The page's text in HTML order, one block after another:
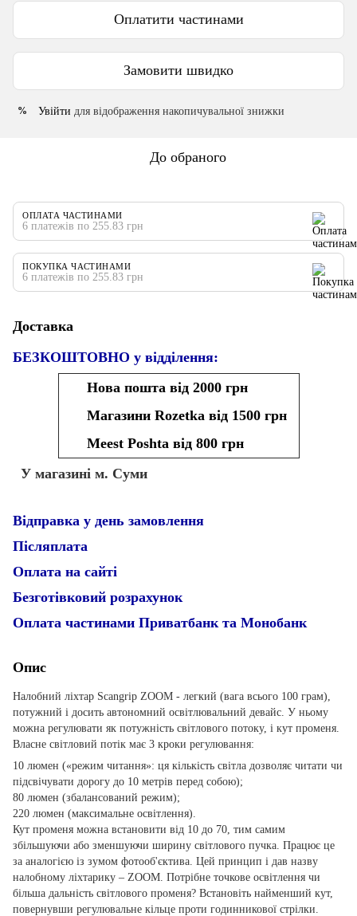
Оплатити частинами
Замовити швидко
% Увійти для відображення накопичувальної знижки
До обраного
ОПЛАТА ЧАСТИНАМИ
6 платежів по 255.83 грн
ПОКУПКА ЧАСТИНАМИ
6 платежів по 255.83 грн
Доставка
БЕЗКОШТОВНО у відділення:
Нова пошта від 2000 грн
Магазини Rozetka від 1500 грн
Meest Poshta від 800 грн
У магазині м. Суми
Відправка у день замовлення
Післяплата
Оплата на сайті
Безготівковий розрахунок
Оплата частинами Приватбанк та Монобанк
Опис
Налобний ліхтар Scangrip ZOOM - легкий (вага всього 100 грам),
потужний і досить автономний освітлювальний девайс. У ньому
можна регулювати як потужність світлового потоку, і кут променя.
Власне світловий потік має 3 кроки регулювання:
10 люмен («режим читання»: ця кількість світла дозволяє читати чи
підсвічувати дорогу до 10 метрів перед собою);
80 люмен (збалансований режим);
220 люмен (максимальне освітлення).
Кут променя можна встановити від 10 до 70, тим самим
збільшуючи або зменшуючи ширину світлового пучка. Працює це
за аналогією із зумом фотооб'єктива. Цей принцип і дав назву
налобному ліхтарику – ZOOM. Потрібне точкове освітлення чи
більша дальність світлового променя? Встановіть найменший кут,
повернувши регулювальне кільце проти годинникової стрілки.